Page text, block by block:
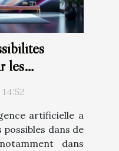
les
à base d'IA
artificielle a
possibles dans de
dans